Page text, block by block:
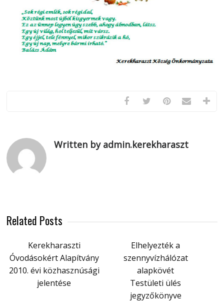
Written by admin.kerekharaszt
Related Posts
Kerekharaszti
Óvodásokért Alapítvány
2010. évi közhasznúsági
jelentése
Elhelyezték a
szennyvízhálózat
alapkövét
Testületi ülés
jegyzőkönyve